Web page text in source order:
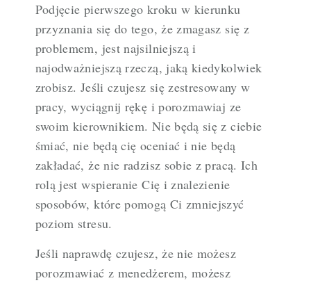
Podjęcie pierwszego kroku w kierunku
przyznania się do tego, że zmagasz się z
problemem, jest najsilniejszą i
najodważniejszą rzeczą, jaką kiedykolwiek
zrobisz. Jeśli czujesz się zestresowany w
pracy, wyciągnij rękę i porozmawiaj ze
swoim kierownikiem. Nie będą się z ciebie
śmiać, nie będą cię oceniać i nie będą
zakładać, że nie radzisz sobie z pracą. Ich
rolą jest wspieranie Cię i znalezienie
sposobów, które pomogą Ci zmniejszyć
poziom stresu.
Jeśli naprawdę czujesz, że nie możesz
porozmawiać z menedżerem, możesz